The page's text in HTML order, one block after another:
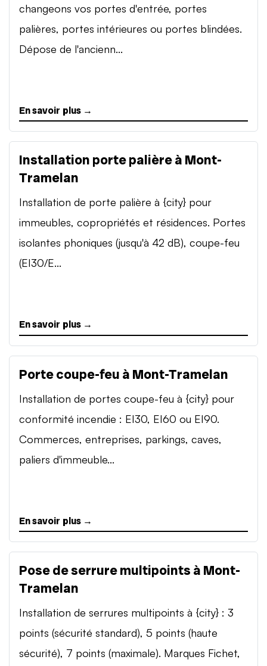
changeons vos portes d'entrée, portes
palières, portes intérieures ou portes blindées.
Dépose de l'ancienn...
En savoir plus →
Installation porte palière à Mont-
Tramelan
Installation de porte palière à {city} pour
immeubles, copropriétés et résidences. Portes
isolantes phoniques (jusqu'à 42 dB), coupe-feu
(EI30/E...
En savoir plus →
Porte coupe-feu à Mont-Tramelan
Installation de portes coupe-feu à {city} pour
conformité incendie : EI30, EI60 ou EI90.
Commerces, entreprises, parkings, caves,
paliers d'immeuble...
En savoir plus →
Pose de serrure multipoints à Mont-
Tramelan
Installation de serrures multipoints à {city} : 3
points (sécurité standard), 5 points (haute
sécurité), 7 points (maximale). Marques Fichet,